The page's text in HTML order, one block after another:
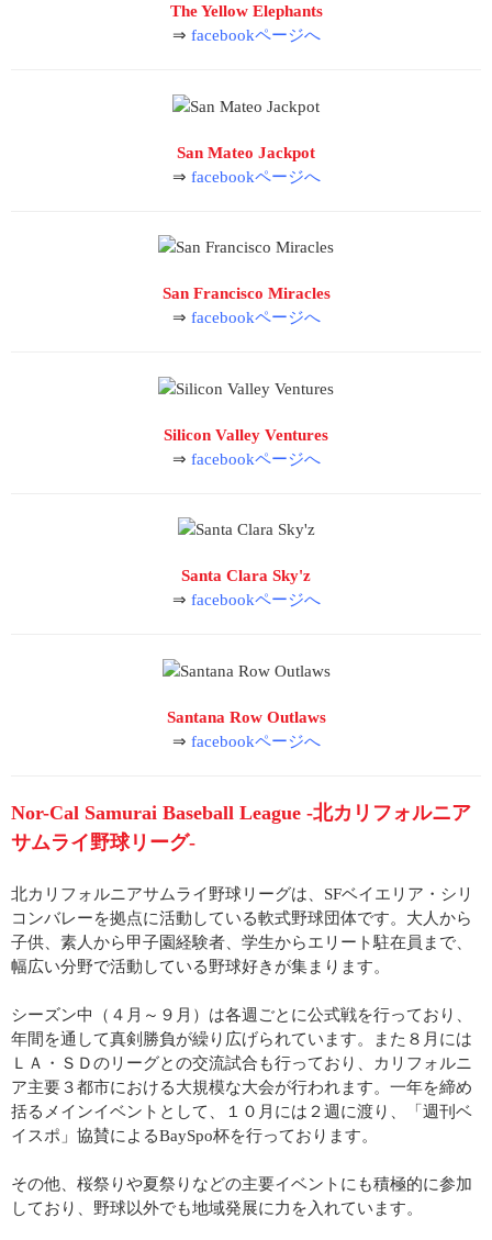
The Yellow Elephants
⇒ facebookページへ
San Mateo Jackpot
⇒ facebookページへ
San Francisco Miracles
⇒ facebookページへ
Silicon Valley Ventures
⇒ facebookページへ
Santa Clara Sky'z
⇒ facebookページへ
Santana Row Outlaws
⇒ facebookページへ
Nor-Cal Samurai Baseball League -北カリフォルニア
サムライ野球リーグ-
北カリフォルニアサムライ野球リーグは、SFベイエリア・シリ
コンバレーを拠点に活動している軟式野球団体です。大人から
子供、素人から甲子園経験者、学生からエリート駐在員まで、
幅広い分野で活動している野球好きが集まります。
シーズン中（４月～９月）は各週ごとに公式戦を行っており、
年間を通して真剣勝負が繰り広げられています。また８月には
ＬＡ・ＳＤのリーグとの交流試合も行っており、カリフォルニ
ア主要３都市における大規模な大会が行われます。一年を締め
括るメインイベントとして、１０月には２週に渡り、「週刊ベ
イスポ」協賛によるBaySpo杯を行っております。
その他、桜祭りや夏祭りなどの主要イベントにも積極的に参加
しており、野球以外でも地域発展に力を入れています。